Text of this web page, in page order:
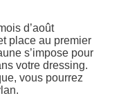
d’août
place au premier
s’impose pour
votre dressing.
vous pourrez